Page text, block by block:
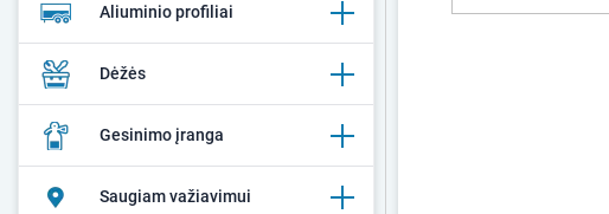
Aliuminio profiliai
Dėžės
Gesinimo įranga
Saugiam važiavimui